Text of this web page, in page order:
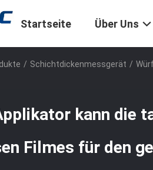
Startseite Über Uns
/ Schichtdickenmessgerät /
kann die
Filmes für den